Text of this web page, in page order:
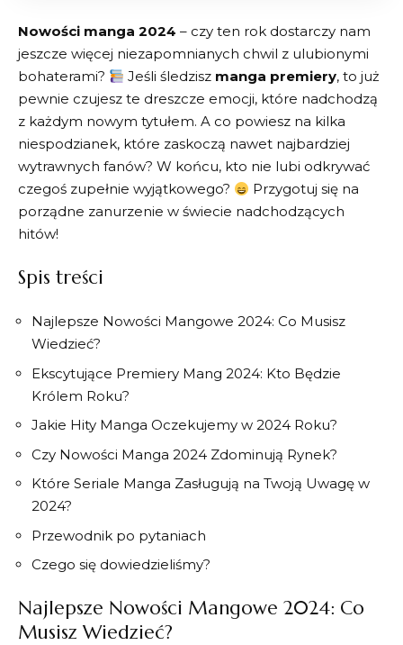
Nowości manga 2024 –⁢ czy ten rok dostarczy ​nam
jeszcze więcej niezapomnianych chwil ⁤z⁣ ulubionymi
bohaterami?
Jeśli śledzisz manga premiery, to już
pewnie czujesz te dreszcze emocji, które ⁢nadchodzą
z każdym nowym tytułem. A co powiesz na ⁣kilka⁣
niespodzianek, które zaskoczą nawet⁣ najbardziej
wytrawnych fanów? W końcu, kto ⁣nie lubi odkrywać
czegoś zupełnie wyjątkowego?
Przygotuj się na
porządne zanurzenie w świecie​ nadchodzących‍
hitów!
Spis treści
Najlepsze Nowości Mangowe 2024: Co Musisz
Wiedzieć?
Ekscytujące Premiery⁤ Mang 2024: Kto Będzie
Królem Roku?
Jakie Hity Manga Oczekujemy w 2024 Roku?
Czy Nowości Manga 2024 Zdominują‌ Rynek?
Które Seriale‌ Manga‍ Zasługują​ na Twoją Uwagę w
⁤2024?
Przewodnik‍ po pytaniach
Czego się dowiedzieliśmy?
Najlepsze Nowości Mangowe 2024: ⁣Co
Musisz Wiedzieć?